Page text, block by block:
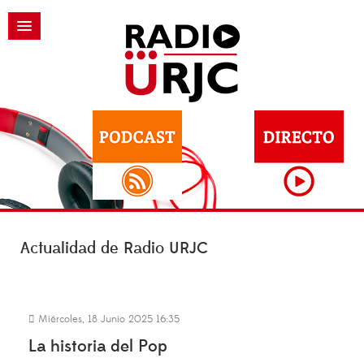
Actualidad de Radio URJC
Miércoles, 18 Junio 2025 16:35
La historia del Pop